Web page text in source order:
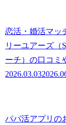
恋活・婚活マッ
リーユアーズ（
ーチ）の口コミ
2026.03.03
パパ活アプリの